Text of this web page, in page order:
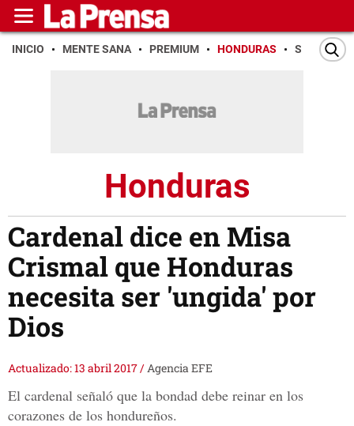
INICIO MENTE SANA PREMIUM HONDURAS SAN PEDRO
Honduras
Cardenal dice en Misa
Crismal que Honduras
necesita ser 'ungida' por
Dios
Actualizado: 13 abril 2017/Agencia EFE
El cardenal señaló que la bondad debe reinar en los
corazones de los hondureños.